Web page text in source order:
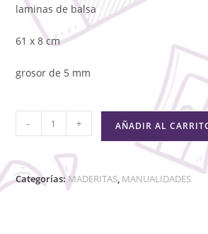
laminas de balsa
61 x 8 cm
grosor de 5 mm
- + AÑADIR AL
Categorías:MADERITAS, MANUALIDADES